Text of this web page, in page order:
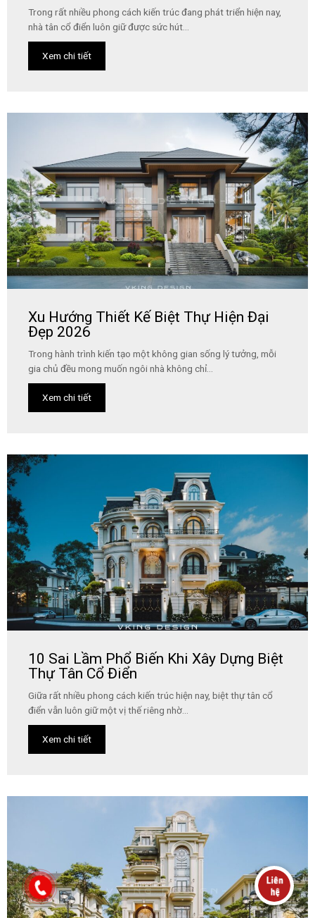
Trong rất nhiều phong cách kiến trúc đang phát triển hiện nay,
nhà tân cổ điển luôn giữ được sức hút...
Xem chi tiết
Xu Hướng Thiết Kế Biệt Thự Hiện Đại
Đẹp 2026
Trong hành trình kiến tạo một không gian sống lý tưởng, mỗi
gia chủ đều mong muốn ngôi nhà không chỉ...
Xem chi tiết
10 Sai Lầm Phổ Biến Khi Xây Dựng Biệt
Thự Tân Cổ Điển
Giữa rất nhiều phong cách kiến trúc hiện nay, biệt thự tân cổ
điển vẫn luôn giữ một vị thế riêng nhờ...
Xem chi tiết